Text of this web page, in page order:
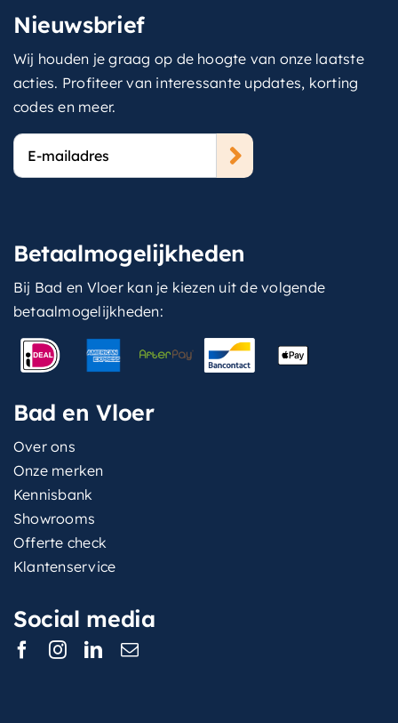
Nieuwsbrief
Wij houden je graag op de hoogte van onze laatste
acties. Profiteer van interessante updates, korting
codes en meer.
E-
mailadres
Betaalmogelijkheden
Bij Bad en Vloer kan je kiezen uit de volgende
betaalmogelijkheden:
Bad en Vloer
Over ons
Onze merken
Kennisbank
Showrooms
Offerte check
Klantenservice
Social media